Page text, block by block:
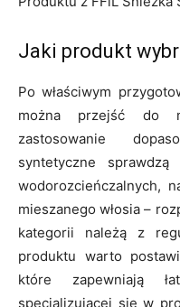
Jaki produkt
Po właściwym
można przejść do
zastosowanie
syntetyczne
wodorozcieńczalnych,
mieszanego włosia –
kategorii należą z
produktu warto
które zapewniają
specjalizującej się w